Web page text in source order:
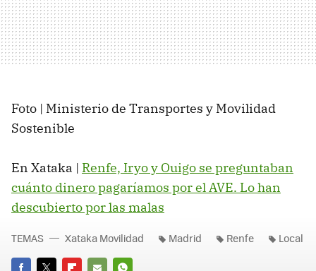
Foto | Ministerio de Transportes y Movilidad
Sostenible
En Xataka | Renfe, Iryo y Ouigo se preguntaban
cuánto dinero pagaríamos por el AVE. Lo han
descubierto por las malas
TEMAS Xataka Movilidad Madrid Renfe Local